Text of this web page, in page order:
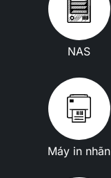
NAS
Máy in nhãn